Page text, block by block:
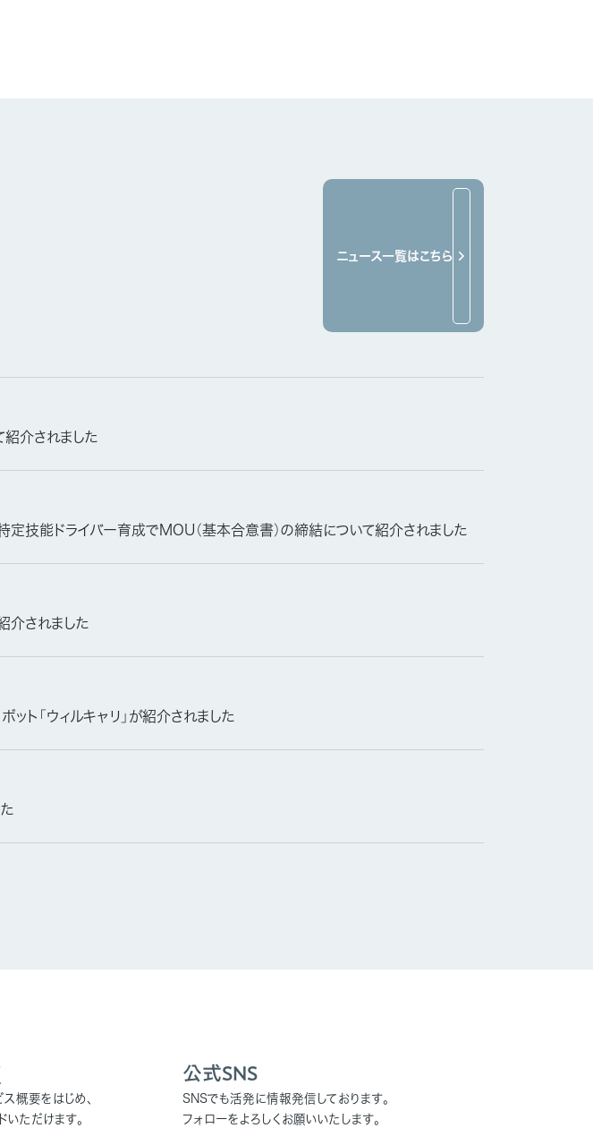
ニュース一覧はこちら
紹介されました
定技能ドライバー育成でMOU（基本合意書）の締結について紹介されました
介されました
ト「ウィルキャリ」が紹介されました
概要をはじめ、
ただけます。
公式SNS
SNSでも活発に情報発信しております。
フォローをよろしくお願いいたします。